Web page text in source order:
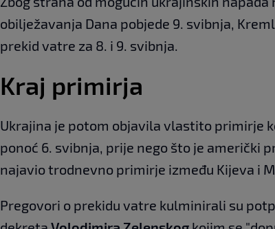
obilježavanja Dana pobjede 9. svibnja,
prekid vatre za 8. i 9. svibnja.
Kraj primirja
Ukrajina je potom objavila vlastito primirje
ponoć 6. svibnja, prije nego što je američki
najavio trodnevno primirje između Kijeva i
Pregovori o prekidu vatre kulminirali su